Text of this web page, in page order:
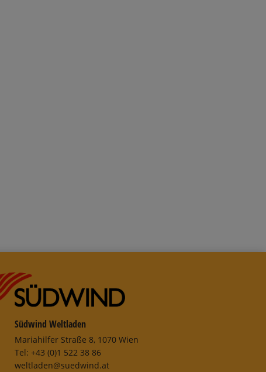
Südwind Weltladen
Mariahilfer Straße 8, 1070 Wien
Tel: +43 (0)1 522 38 86
weltladen@suedwind.at